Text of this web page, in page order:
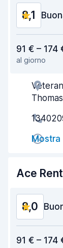
8,1
Facile da
Gentilezza
Condizioni
91 € – 174
al giorno
Thomas
Ace
8,0
91 € – 174